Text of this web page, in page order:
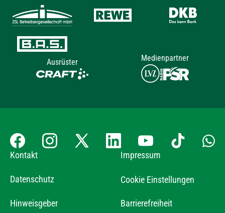
Ausrüster Medienpartner
Kontakt Impressum
Datenschutz Cookie Einstellungen
Hinweisgeber Barrierefreiheit